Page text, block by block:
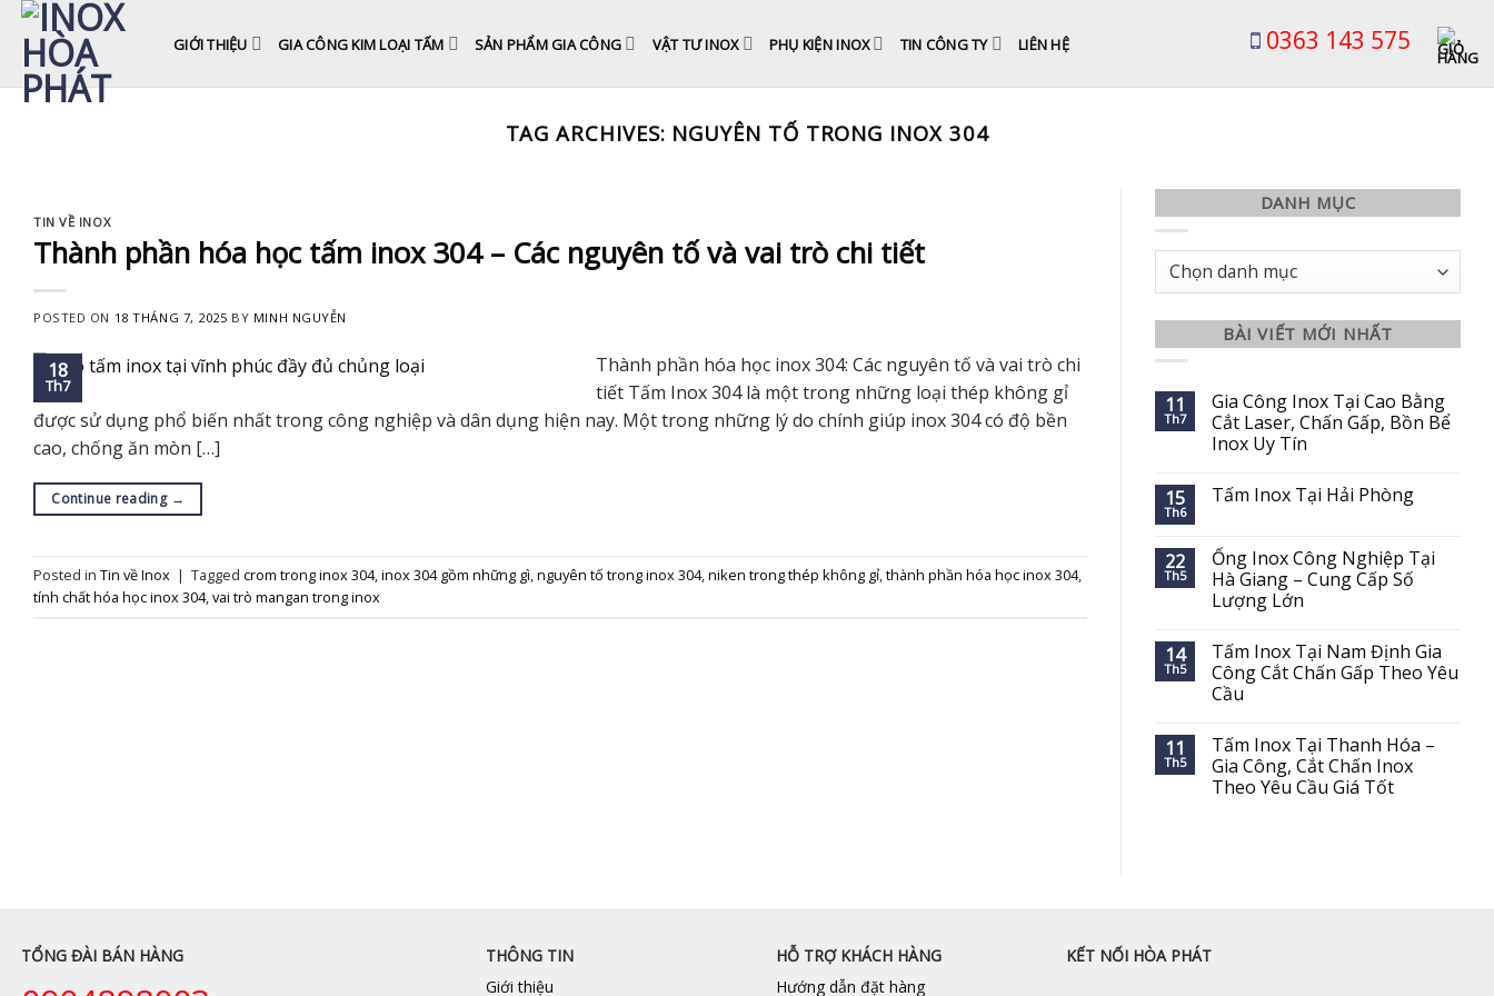
Skip
content
GIỚI THIỆU GIA CÔNG KIM LOẠI TẤM SẢN PHẨM GIA CÔNG VẬT TƯ INOX PHỤ KIỆN INOX TIN CÔNG TY LIÊN HỆ 0363 143 575
TAG ARCHIVES: NGUYÊN TỐ TRONG INOX 304
TIN VỀ INOX
Thành phần hóa học tấm inox 304 – Các nguyên tố và vai trò chi tiết
POSTED ON 18 THÁNG 7, 2025 BY MINH NGUYỄN
18
Th7
Thành phần hóa học inox 304: Các nguyên tố và vai trò chi
tiết Tấm Inox 304 là một trong những loại thép không gỉ
được sử dụng phổ biến nhất trong công nghiệp và dân dụng hiện nay. Một trong những lý do chính giúp inox 304 có độ bền
cao, chống ăn mòn […]
Continue reading →
Posted in Tin về Inox | Tagged crom trong inox 304,inox 304 gồm những gì,nguyên tố trong inox 304,niken trong thép không gỉ,thành phần hóa học inox 304,
tính chất hóa học inox 304,vai trò mangan trong inox
DANH MỤC
Danh
BÀI VIẾT MỚI NHẤT
11
Th7
Gia Công Inox Tại Cao Bằng
Cắt Laser, Chấn Gấp, Bồn Bể
Inox Uy Tín
15
Th6
Tấm Inox Tại Hải Phòng
22
Th5
Ống Inox Công Nghiệp Tại
Hà Giang – Cung Cấp Số
Lượng Lớn
14
Th5
Tấm Inox Tại Nam Định Gia
Công Cắt Chấn Gấp Theo Yêu
Cầu
11
Th5
Tấm Inox Tại Thanh Hóa –
Gia Công, Cắt Chấn Inox
Theo Yêu Cầu Giá Tốt
TỔNG ĐÀI BÁN HÀNG
THÔNG TIN
Giới thiệu
HỖ TRỢ KHÁCH HÀNG
Hướng dẫn đặt hàng
KẾT NỐI HÒA PHÁT